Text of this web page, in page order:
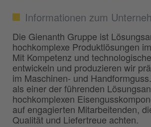
Informationen zum
Die Gienanth Gruppe ist
hochkomplexe Produktlösungen
Mit Kompetenz und
entwickeln und produzieren wir
im Maschinen- und
als einer der führenden
hochkomplexen
auf engagierten Mitarbeitenden,
Qualität und Liefertreue achten.